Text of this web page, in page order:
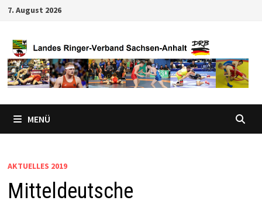
Zum
springen
7. August 2026
MENÜ
AKTUELLES 2019
Mitteldeutsche